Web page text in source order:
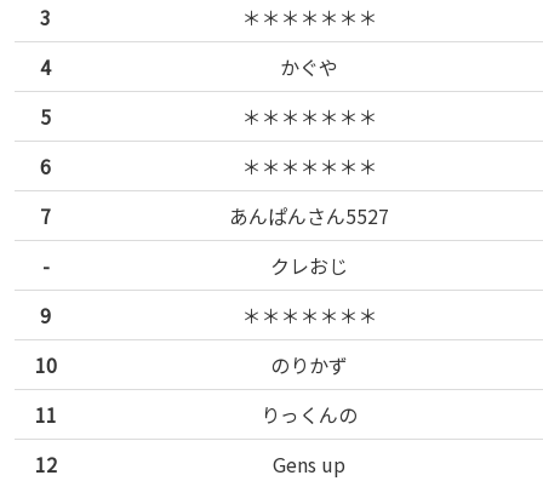
3
＊＊＊＊＊＊＊
4
かぐや
5
＊＊＊＊＊＊＊
6
＊＊＊＊＊＊＊
7
あんぱんさん5527
-
クレおじ
9
＊＊＊＊＊＊＊
10
のりかず
11
りっくんの
12
Gens up